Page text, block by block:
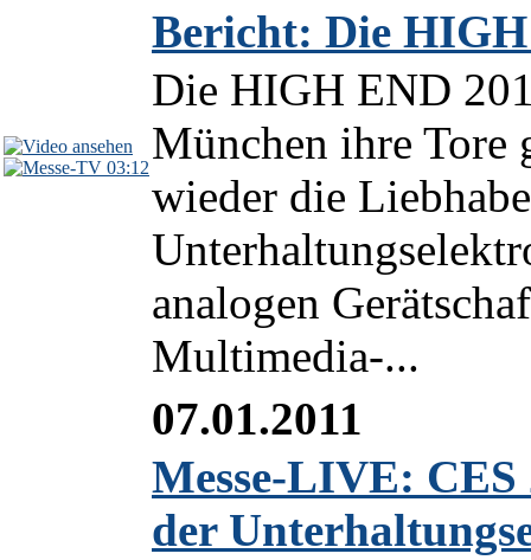
03:12
Bericht: Die
Die HIGH END
München ihre Tore
wieder die
analogen
Multimedia-...
07.01.2011
Messe-LIVE: CES
der